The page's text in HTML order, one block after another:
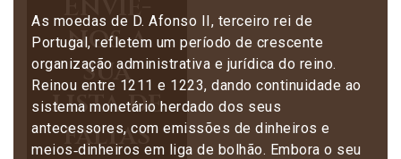
Envie-
nos a
sua
lista de
faltas
As moedas de D. Afonso II, terceiro rei de
Portugal, refletem um período de crescente
organização administrativa e jurídica do reino.
Reinou entre 1211 e 1223, dando continuidade ao
sistema monetário herdado dos seus
antecessores, com emissões de dinheiros e
meios‑dinheiros em liga de bolhão. Embora o seu